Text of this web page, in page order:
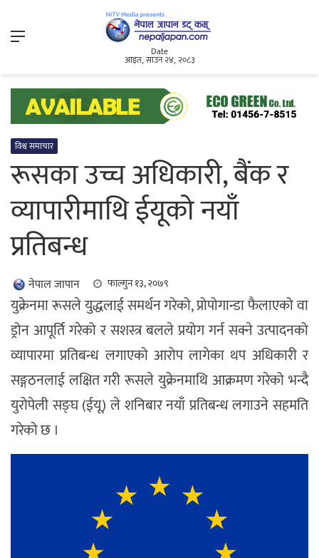
Menu
Date
आइत, साउन २४, २०८३
विश्व समाचार
रूसका उच्च अधिकारी, बैंक र
व्यापारीमाथि ईयूको नयाँ
प्रतिबन्ध
नेपाल जापान फाल्गुन १३, २०७९
युक्रेनमा रूसले युद्धलाई समर्थन गरेको, प्रोपोगान्डा फैलाएको वा
ड्रोन आपूर्ति गरेको र सशस्त्र बलले प्रयोग गर्न सक्ने उत्पादनको
व्यापारमा प्रतिबन्ध लगाएको आरोप लागेका थप अधिकारी र
सङ्गठनलाई लक्षित गरी रूसले युक्रेनमाथि आक्रमण गरेको भन्दै
युरोपेली सङ्घ (ईयू) ले शनिबार नयाँ प्रतिबन्ध लगाउने सहमति
गरेको छ ।